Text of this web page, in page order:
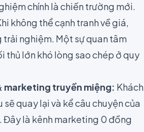
chính là chiến trường mới.
không thể cạnh tranh về giá,
trải nghiệm. Một sự quan tâm
thủ lớn khó lòng sao chép ở quy
marketing truyền miệng: Khách
quay lại và kể câu chuyện của
Đây là kênh marketing 0 đồng